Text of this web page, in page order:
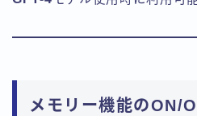
メモリー機能のON/